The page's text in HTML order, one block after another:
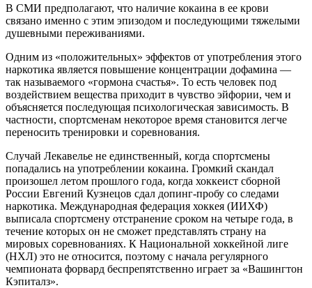
В СМИ предполагают, что наличие кокаина в ее крови
связано именно с этим эпизодом и последующими тяжелыми
душевными переживаниями.
Одним из «положительных» эффектов от употребления этого
наркотика является повышение концентрации дофамина —
так называемого «гормона счастья». То есть человек под
воздействием вещества приходит в чувство эйфории, чем и
объясняется последующая психологическая зависимость. В
частности, спортсменам некоторое время становится легче
переносить тренировки и соревнования.
Случай Лекавелье не единственный, когда спортсмены
попадались на употреблении кокаина. Громкий скандал
произошел летом прошлого года, когда хоккеист сборной
России Евгений Кузнецов сдал допинг-пробу со следами
наркотика. Международная федерация хоккея (ИИХФ)
выписала спортсмену отстранение сроком на четыре года, в
течение которых он не сможет представлять страну на
мировых соревнованиях. К Национальной хоккейной лиге
(НХЛ) это не относится, поэтому с начала регулярного
чемпионата форвард беспрепятственно играет за «Вашингтон
Кэпиталз».